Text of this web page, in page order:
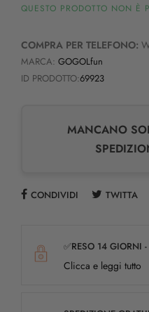
QUESTO PRODOTTO NON È
COMPRA PER TELEFONO:
MARCA: GOGOLfun
ID PRODOTTO:69923
MANCANO
CONDIVIDI TWITTA
✅RESO 14 GIORNI
Clicca e leggi tutto